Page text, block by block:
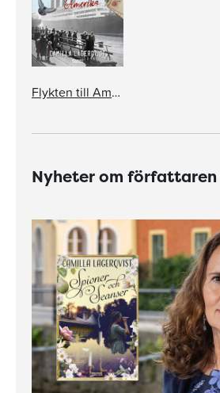
Flykten till Amerika
Nyheter om författaren